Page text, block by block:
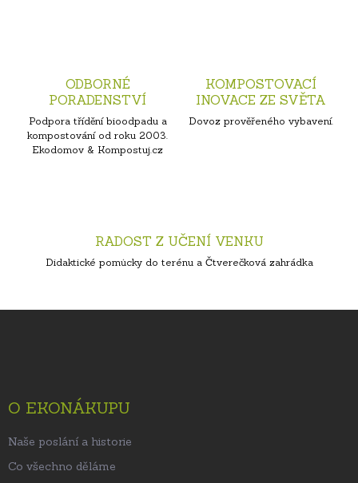
ODBORNÉ
PORADENSTVÍ
Podpora třídění bioodpadu a
kompostování od roku 2003.
Ekodomov & Kompostuj.cz
KOMPOSTOVACÍ
INOVACE ZE SVĚTA
Dovoz prověřeného vybavení.
RADOST Z UČENÍ VENKU
Didaktické pomůcky do terénu a Čtverečková zahrádka
O EKONÁKUPU
Naše poslání a historie
Co všechno děláme